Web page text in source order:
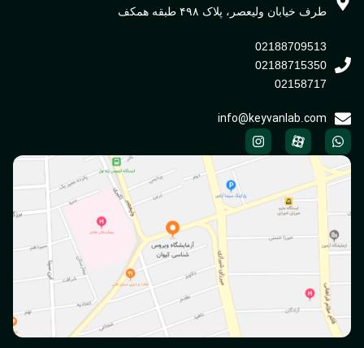
طرف خیابان ولیعصر، پلاک ۴۹۸ طبقه همکف
02188709513
02188715350
02158717
info@keyvanlab.com